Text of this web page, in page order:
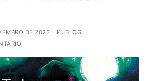
DE 2023
BLOG